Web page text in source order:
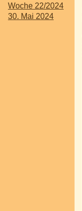
Woche 22/2024
30. Mai 2024